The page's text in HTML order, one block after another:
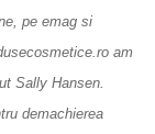
pe emag si
am
Sally Hansen.
demachierea